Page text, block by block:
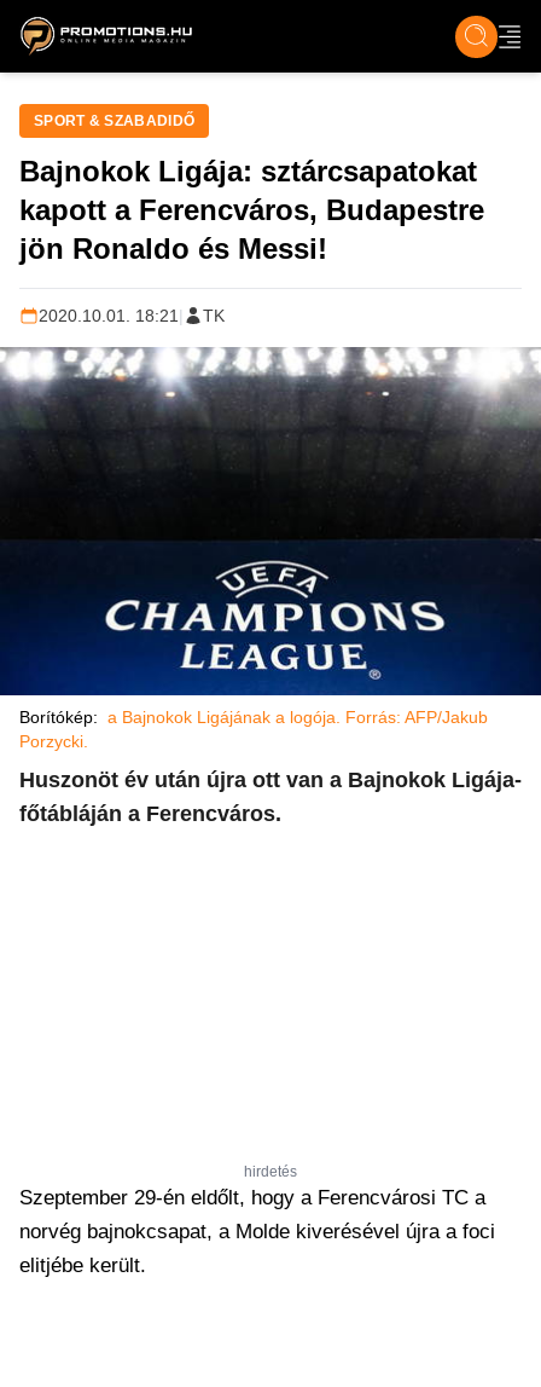
ZENE, FILM & KULT ÉLET TECH &
SPORT & SZABADIDŐ
Bajnokok Ligája: sztárcsapatokat
kapott a Ferencváros, Budapestre
jön Ronaldo és Messi!
2020.10.01. 18:21 | TK
Borítókép: a Bajnokok Ligájának a logója. Forrás: AFP/Jakub
Porzycki.
Huszonöt év után újra ott van a Bajnokok Ligája-
főtábláján a Ferencváros.
hirdetés
Szeptember 29-én eldőlt, hogy a Ferencvárosi TC a
norvég bajnokcsapat, a Molde kiverésével újra a foci
elitjébe került.